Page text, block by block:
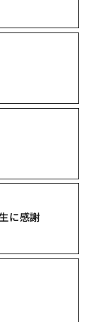
に感謝